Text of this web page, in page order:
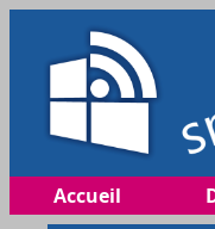
Accueil